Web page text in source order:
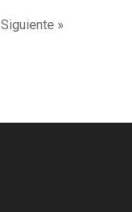
Siguiente »